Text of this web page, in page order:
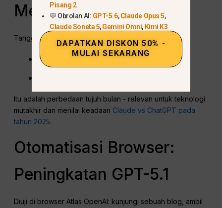
Memimpin
Tanggal batas waktu pengetahuan:
GPT-5.1:Juni 2024
Itu adalah perbedaan tujuh bulan - relevan untuk teknologi
mutakhir dan menilai keadaan Claude vs ChatGPT pada
tahun 2025.
Otomatisasi Browser:
Peningkatan GPT-5.1
Diuji di browser Atlas OpenAI: kunjungi sebuah blog, ambil
Pisang 2
💬 Obrolan AI: GPT-5.6,Claude Opus 5,
Claude Soneta 5,Gemini Omni, Kimi K3
DAPATKAN DISKON 50% -
MULAI SEKARANG